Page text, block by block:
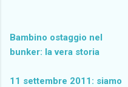
Bambino ostaggio nel
bunker: la vera storia
11 settembre 2011: siamo